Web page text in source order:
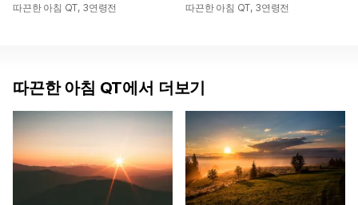
따끈한 아침 QT, 3연령전 따끈한 아침 QT, 3연령전
따끈한 아침 QT에서 더보기